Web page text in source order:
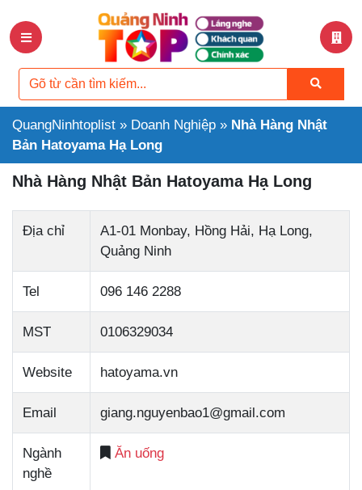
QuangNinhtoplist » Doanh Nghiệp » Nhà Hàng Nhật
Bản Hatoyama Hạ Long
Nhà Hàng Nhật Bản Hatoyama Hạ Long
Địa chỉ
A1-01 Monbay, Hồng Hải, Hạ Long,
Quảng Ninh
Tel 096 146 2288
MST 0106329034
Website hatoyama.vn
Email giang.nguyenbao1@gmail.com
Ngành
nghề
Ăn uống